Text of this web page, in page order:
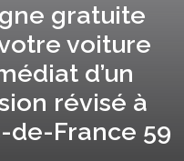
gratuite
voiture
d’un
révisé à
de-France 59